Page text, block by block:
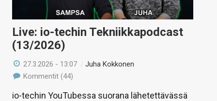
Live: io-techin Tekniikkapodcast
(13/2026)
27.3.2026 - 13:07 /Juha Kokkonen
Kommentit (44)
io-techin YouTubessa suorana lähetettävässä